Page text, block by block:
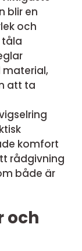
blir en
och
tåla
material,
att ta
komfort
rådgivning
både är
och